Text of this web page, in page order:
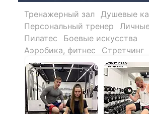
Тренажерный зал
Душевые
Персональный тренер
Пилатес
Боевые искусства
Аэробика, фитнес
Стретчинг